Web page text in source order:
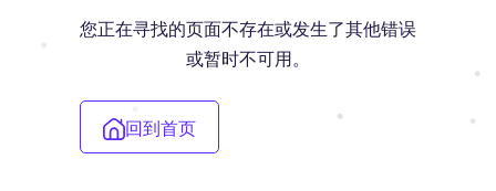
您正在寻找的页面不存在或发生了其他错误
或暂时不可用。
回到首页